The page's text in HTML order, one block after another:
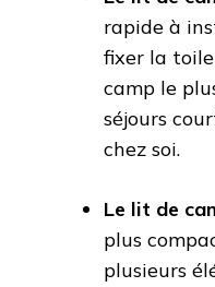
rapide à
fixer la
camp le
séjours
chez soi.
Le lit de
plus
plusieurs